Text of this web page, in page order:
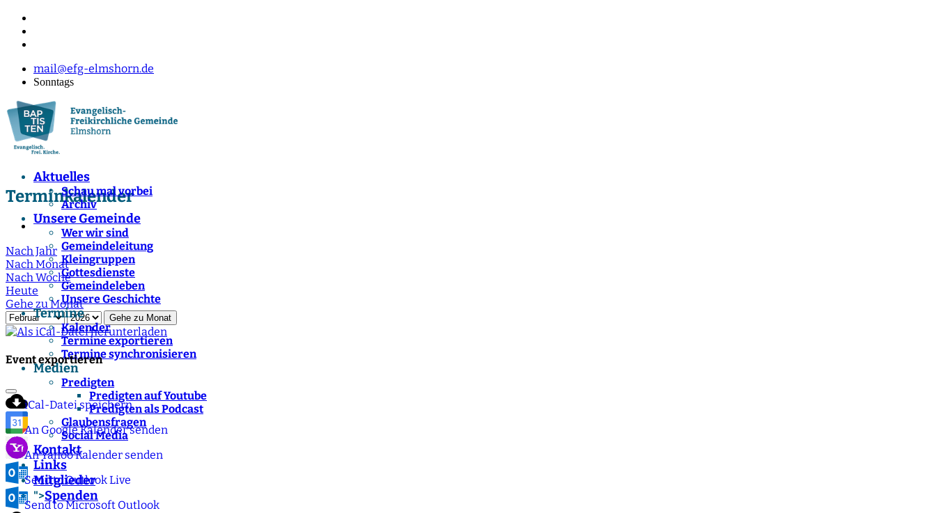
mail@efg-elmshorn.de
Sonntags
Aktuelles
Schau mal vorbei
Archiv
Unsere Gemeinde
Wer wir sind
Gemeindeleitung
Kleingruppen
Gottesdienste
Gemeindeleben
Unsere Geschichte
Termine
Kalender
Termine exportieren
Termine synchronisieren
Medien
Predigten
Predigten auf Youtube
Predigten als Podcast
Glaubensfragen
Social Media
Kontakt
Links
Mitglieder
">Spenden
Terminkalender
Nach Jahr
Nach Monat
Nach Woche
Heute
Gehe zu Monat
Gehe zu Monat
Event exportieren
iCal-Datei speichern
An Google Kalender senden
An Yahoo Kalender senden
Send to Outlook Live
Send to Microsoft Outlook